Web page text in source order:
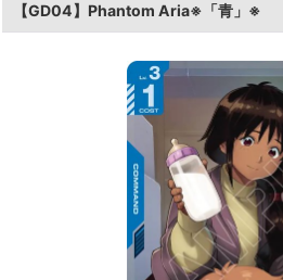
【GD04】Phantom Aria※「青」※